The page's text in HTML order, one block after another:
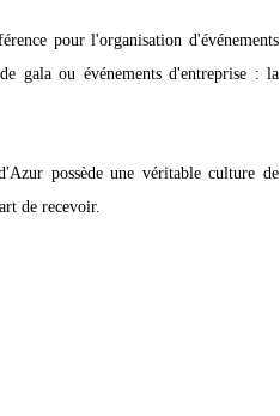
pour l'organisation d'événements
gala ou événements d'entreprise : la
possède une véritable culture de
de recevoir.